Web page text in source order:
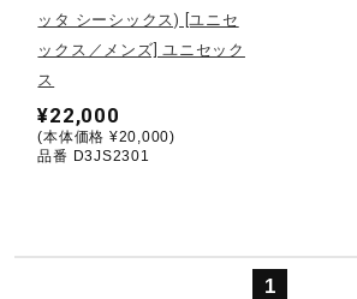
スイム
ッタ シーシックス) [ユニセ
ックス／メンズ] ユニセック
ス
¥22,000
(本体価格 ¥20,000)
品番 D3JS2301
1